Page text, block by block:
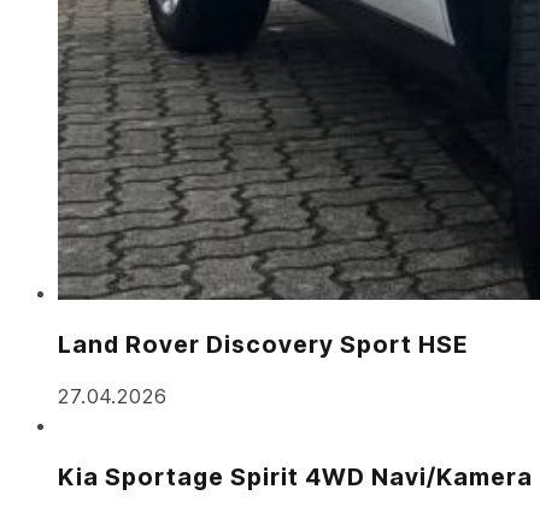
Land Rover Discovery Sport HSE
27.04.2026
Kia Sportage Spirit 4WD Navi/Kamera